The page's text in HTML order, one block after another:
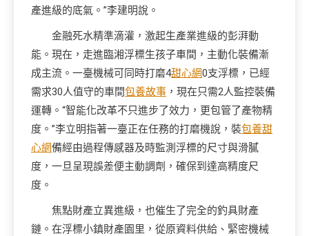
產進級的底氣。”李建明說。
金融死水精準滴灌，激起生產業進級的彭湃動
能。現在，走進臨湘浮標生孩子車間，主動化裝備漸
成主流。一臺機械可同時打磨4甜心網0支浮標，已經
需求30人值守的車間包養故事 ，現在只需2人監控裝備
運轉。“智能化改革不只進步了效力，更包管了產物精
度。”李立明指著一臺正在任務的打磨機說，裝包養甜
心網備經由過程傳感器及時監測浮標的尺寸與滑膩
度，一旦呈現誤差便主動調劑，確保到達高精度尺
度。
焦點財產立異進級，也催生了完全的釣具財產
鏈。在浮標小鎮財產園里，從原資料供給、緊密機械